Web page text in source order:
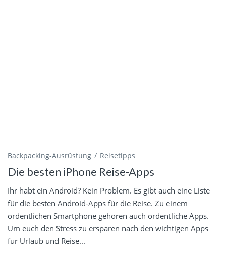
Backpacking-Ausrüstung Reisetipps
Die besten iPhone Reise-Apps
Ihr habt ein Android? Kein Problem. Es gibt auch eine Liste
für die besten Android-Apps für die Reise. Zu einem
ordentlichen Smartphone gehören auch ordentliche Apps.
Um euch den Stress zu ersparen nach den wichtigen Apps
für Urlaub und Reise...